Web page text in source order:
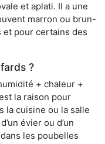
et aplati. Il a une
marron ou brun-
et pour certains des
?
+ chaleur +
la raison pour
la cuisine ou la salle
évier ou d’un
les poubelles